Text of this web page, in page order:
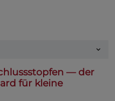
— der
für kleine